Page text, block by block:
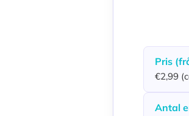
Pris
€2,99
Antal